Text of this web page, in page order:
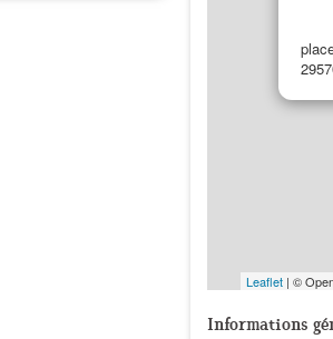
Leaflet| ©
Informations